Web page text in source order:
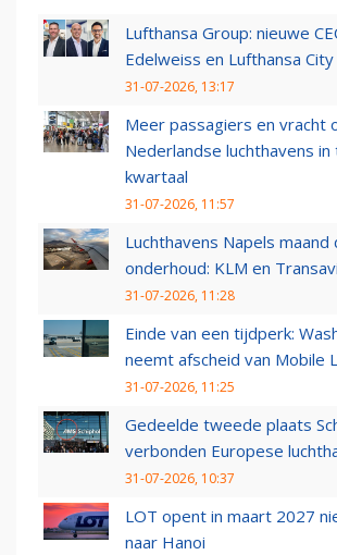
Lufthansa Group: nieuwe
Edelweiss en Lufthansa City
31-07-2026, 13:17
Meer passagiers en vracht
Nederlandse luchthavens
kwartaal
31-07-2026, 11:57
Luchthavens Napels
onderhoud: KLM en
31-07-2026, 11:28
Einde van een tijdperk:
neemt afscheid van Mobile
31-07-2026, 11:25
Gedeelde tweede plaats
verbonden Europese
31-07-2026, 10:37
LOT opent in maart 2027
naar Hanoi